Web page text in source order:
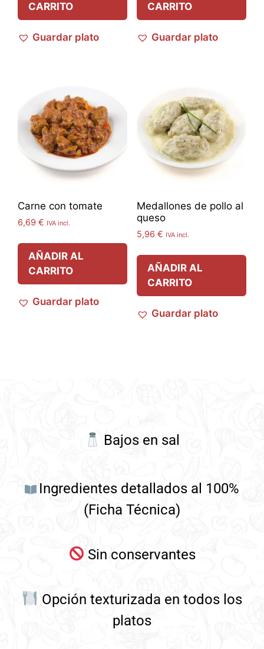
CARRITO
Guardar plato
CARRITO
Guardar plato
Carne con tomate
6,69 € IVA incl.
AÑADIR AL
CARRITO
Guardar plato
Medallones de pollo al
queso
5,96 € IVA incl.
AÑADIR AL
CARRITO
Guardar plato
Bajos en sal
Ingredientes detallados al 100%
(Ficha Técnica)
Sin conservantes
Opción texturizada en todos los
platos